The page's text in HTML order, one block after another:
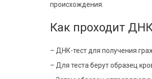
происхождения.
Как проходит
– ДНК-тест для получения
– Для теста берут образец